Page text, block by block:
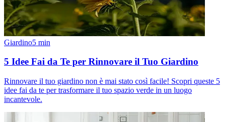
Giardino5 min
5 Idee Fai da Te per Rinnovare il Tuo Giardino
Rinnovare il tuo giardino non è mai stato così facile! Scopri queste 5
idee fai da te per trasformare il tuo spazio verde in un luogo
incantevole.